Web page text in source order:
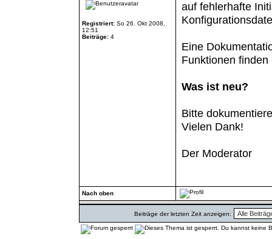
Registriert: So 26. Okt 2008,
12:51
Beiträge: 4
auf fehlerhafte
Eine
Funktionen finden
Was ist neu?
Bitte
Vielen Dank!
Der Moderator
Nach oben
Beiträge der letzten Zeit anzeigen: